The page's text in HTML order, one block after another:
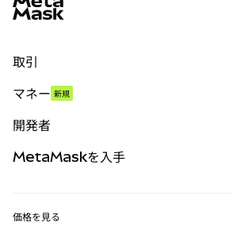
取引
パーペチュアル
RWA
マネー 新規
開発者
MetaMaskを入手
価格を見る